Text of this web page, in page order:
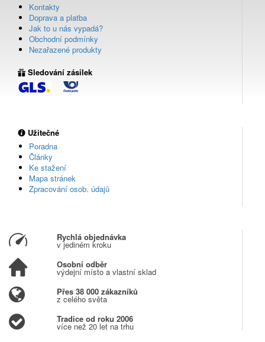
Kontakty
Doprava a platba
Jak to u nás vypadá?
Obchodní podmínky
Nezařazené produkty
Sledování zásilek
Užitečné
Poradna
Články
Ke stažení
Mapa stránek
Zpracování osob. údajů
Rychlá objednávka
v jediném kroku
Osobní odběr
výdejní místo a vlastní sklad
Přes 38 000 zákazníků
z celého světa
Tradice od roku 2006
více než 20 let na trhu